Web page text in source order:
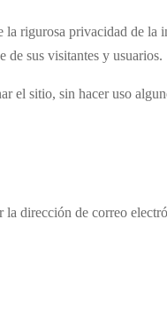
la rigurosa privacidad de
de sus visitantes y usuarios.
el sitio, sin hacer uso
la dirección de correo